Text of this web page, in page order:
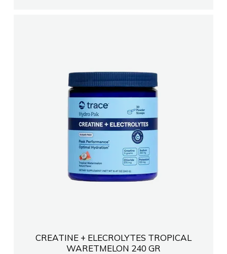
CREATINE + ELECROLYTES TROPICAL
WARETMELON 240 GR